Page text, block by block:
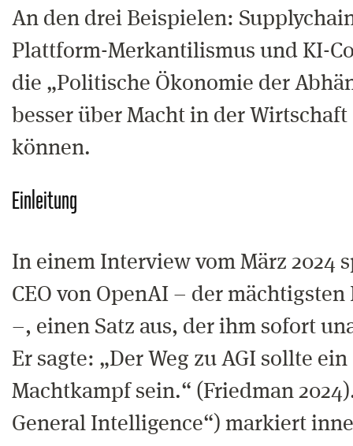
An den drei Beispielen:
Plattform-Merkantilismus und KI-
die „Politische Ökonomie der
besser über Macht in der
können.
Einleitung
In einem Interview vom März 2024
CEO von OpenAI – der
–, einen Satz aus, der ihm sofort
Er sagte: „Der Weg zu AGI sollte
Machtkampf sein.“ (Friedman
General Intelligence“) markiert